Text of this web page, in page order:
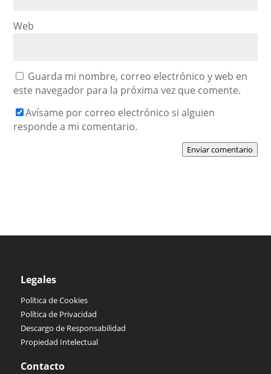
Web
Guarda mi nombre, correo electrónico y web en
este navegador para la próxima vez que comente.
Avísame por correo electrónico si alguien
responde a mi comentario.
Enviar comentario
Legales
Política de Cookies
Política de Privacidad
Descargo de Responsabilidad
Propiedad Intelectual
Contacto